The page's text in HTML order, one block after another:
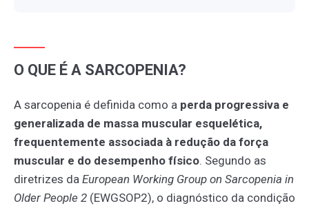
O QUE É A SARCOPENIA?
A sarcopenia é definida como a perda progressiva e
generalizada de massa muscular esquelética,
frequentemente associada à redução da força
muscular e do desempenho físico. Segundo as
diretrizes da European Working Group on Sarcopenia in
Older People 2 (EWGSOP2), o diagnóstico da condição